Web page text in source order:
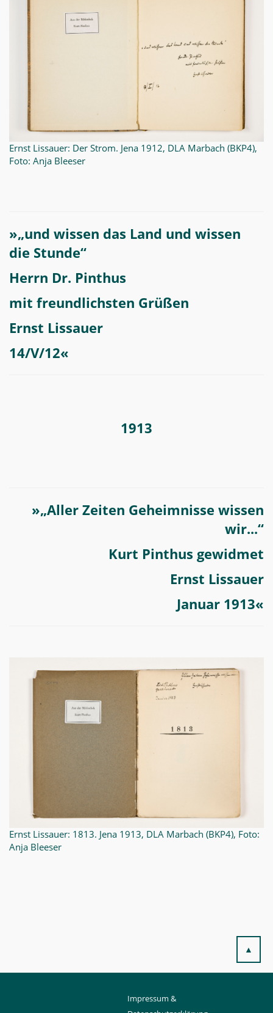
Ernst Lissauer: Der Strom. Jena 1912, DLA Marbach (BKP4),
Foto: Anja Bleeser
»„und wissen das Land und wissen
die Stunde“
Herrn Dr. Pinthus
mit freundlichsten Grüßen
Ernst Lissauer
14/V/12«
1913
»„Aller Zeiten Geheimnisse wissen
wir...“
Kurt Pinthus gewidmet
Ernst Lissauer
Januar 1913«
Ernst Lissauer: 1813. Jena 1913, DLA Marbach (BKP4), Foto:
Anja Bleeser
▲
Impressum &